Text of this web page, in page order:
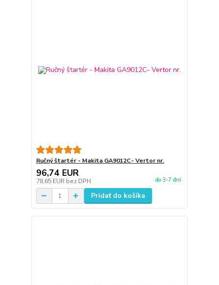
Ručný štartér - Makita GA9012C- Vertor nr.
96,74 EUR
78,65 EUR bez DPH do 3-7 dní
Pridať do košíka